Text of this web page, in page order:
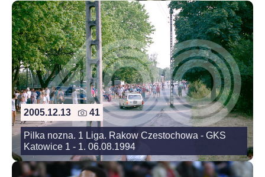
2005.12.13 41
Pilka nozna. 1 Liga. Rakow Czestochowa - GKS
Katowice 1 - 1. 06.08.1994